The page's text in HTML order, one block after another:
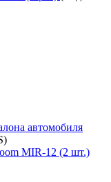
автомобиля
)